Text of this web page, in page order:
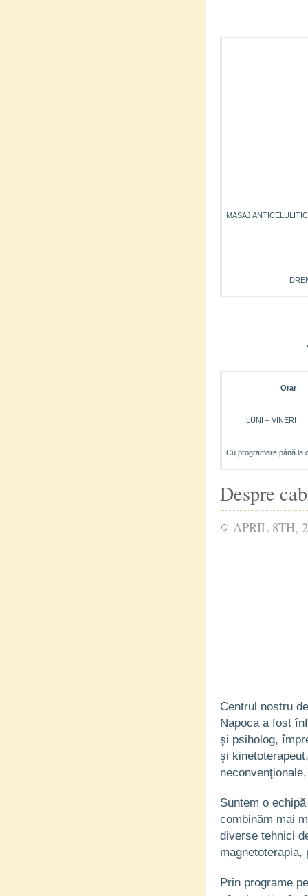
MASAJ
Orar
LUNI – VINERI
Cu programare până la
Despre
APRIL 8TH,
Centrul nostru
Napoca a fost
şi psiholog,
şi
Suntem o
combinăm mai
diverse tehnici
magnetoterapia,
Prin programe